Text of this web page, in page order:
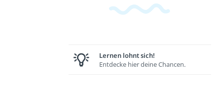
Lernen lohnt sich!
Entdecke hier deine Chancen.